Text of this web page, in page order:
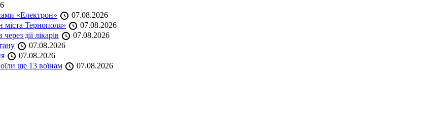
«Електрон»
07.08.2026
Тернополя»
07.08.2026
дії лікарів
07.08.2026
07.08.2026
07.08.2026
ще 13 воїнам
07.08.2026